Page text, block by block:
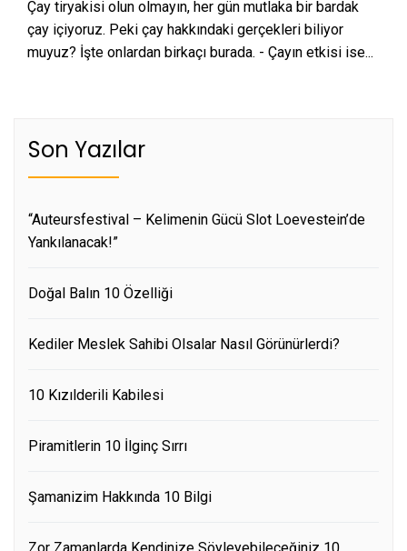
Çay tiryakisi olun olmayın, her gün mutlaka bir bardak
çay içiyoruz. Peki çay hakkındaki gerçekleri biliyor
muyuz? İşte onlardan birkaçı burada. - Çayın etkisi ise...
Son Yazılar
“Auteursfestival – Kelimenin Gücü Slot Loevestein’de
Yankılanacak!”
Doğal Balın 10 Özelliği
Kediler Meslek Sahibi Olsalar Nasıl Görünürlerdi?
10 Kızılderili Kabilesi
Piramitlerin 10 İlginç Sırrı
Şamanizim Hakkında 10 Bilgi